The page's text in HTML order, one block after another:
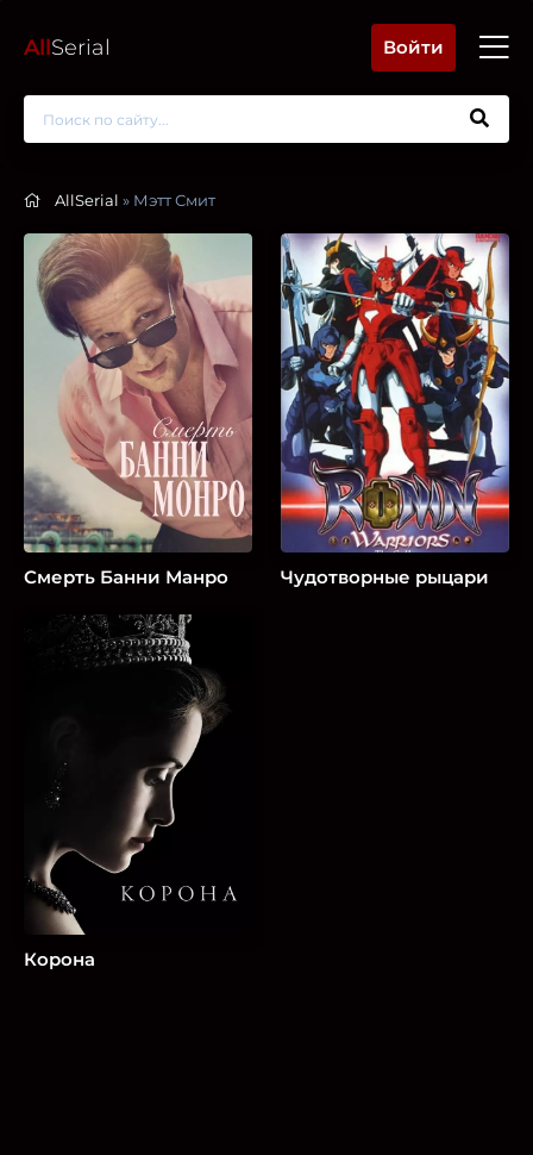
AllSerial Войти
AllSerial » Мэтт Смит
Смерть Банни Манро Чудотворные рыцари
Корона